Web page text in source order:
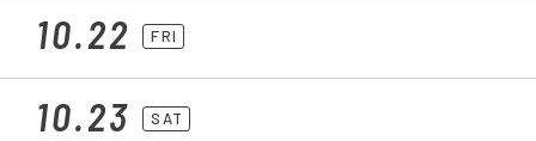
10.22 FRI
10.23 SAT